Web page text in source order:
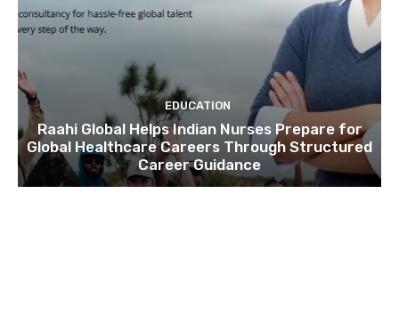
EDUCATION
Raahi Global Helps Indian Nurses Prepare for
Global Healthcare Careers Through Structured
Career Guidance